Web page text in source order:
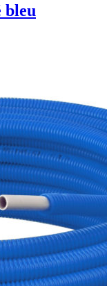
bleu